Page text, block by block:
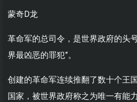
蒙奇D龙
革命军的总司令，是世界政府的头
界最凶恶的罪犯”。
创建的革命军连续推翻了数十个王
国家，被世界政府称之为唯一有能